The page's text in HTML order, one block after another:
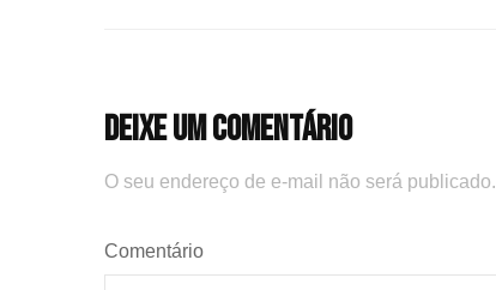
Deixe um comentário
O seu endereço de e-mail não será publicado.
Comentário